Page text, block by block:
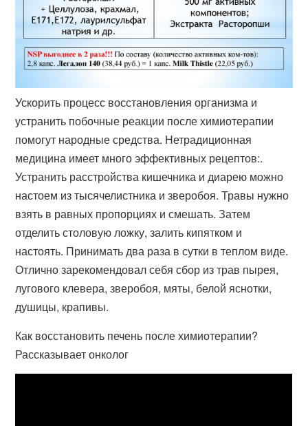
Ускорить процесс восстановления организма и
устранить побочные реакции после химиотерапии
помогут народные средства. Нетрадиционная
медицина имеет много эффективных рецептов:.
Устранить расстройства кишечника и диарею можно
настоем из тысячелистника и зверобоя. Травы нужно
взять в равных пропорциях и смешать. Затем
отделить столовую ложку, залить кипятком и
настоять. Принимать два раза в сутки в теплом виде.
Отлично зарекомендовал себя сбор из трав пырея,
лугового клевера, зверобоя, мяты, белой яснотки,
душицы, крапивы.
Как восстановить печень после химиотерапии?
Рассказывает онколог